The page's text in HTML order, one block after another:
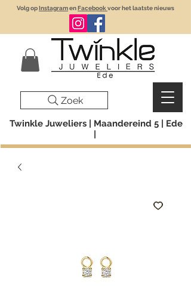
Twinkle Juweliers | Maandereind 5 | Ede
Volg opInstagramenFacebook voor het laatste nieuws
Zoek